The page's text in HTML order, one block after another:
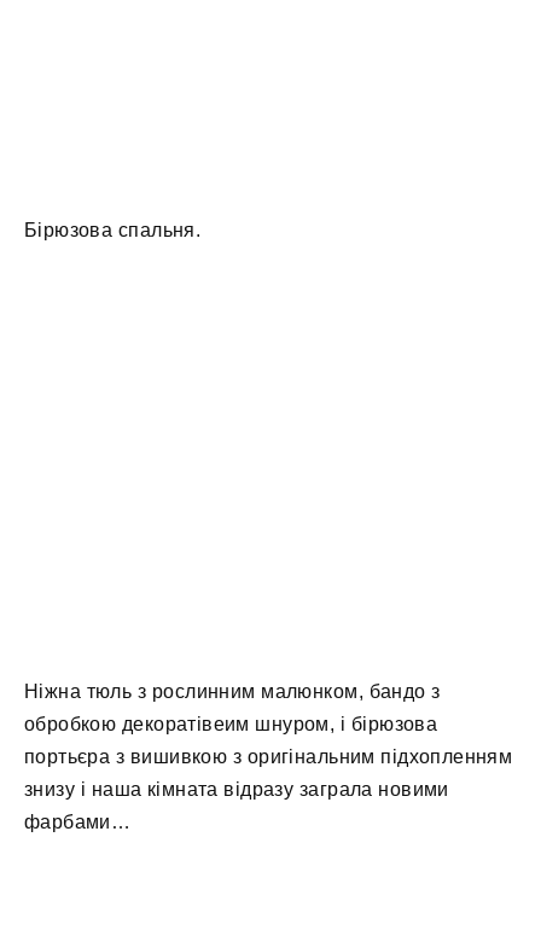
Бірюзова спальня.
Ніжна тюль з рослинним малюнком, бандо з
обробкою декоратівеим шнуром, і бірюзова
портьєра з вишивкою з оригінальним підхопленням
знизу і наша кімната відразу заграла новими
фарбами…